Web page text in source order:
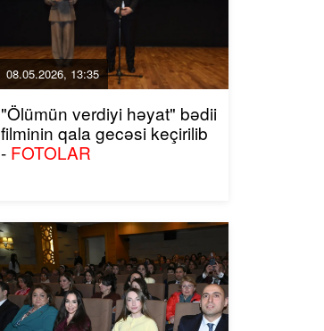
08.05.2026, 13:35
"Ölümün verdiyi həyat" bədii
filminin qala gecəsi keçirilib
- FOTOLAR